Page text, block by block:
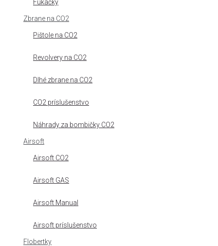
Fúkačky
Zbrane na CO2
Pištole na CO2
Revolvery na CO2
Dlhé zbrane na CO2
CO2 príslušenstvo
Náhrady za bombičky CO2
Airsoft
Airsoft CO2
Airsoft GAS
Airsoft Manual
Airsoft príslušenstvo
Flobertky